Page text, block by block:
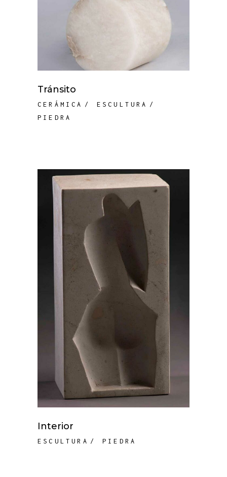
Tránsito
CERÁMICA
ESCULTURA
PIEDRA
Interior
ESCULTURA PIEDRA